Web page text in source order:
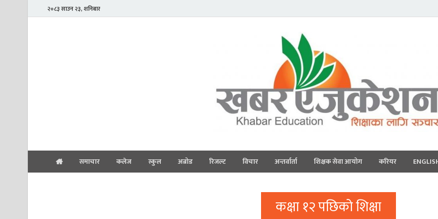
२०८३ साउन २३, शनिबार
समाचार कलेज स्कुल अब्रोड रिजल्ट विचार अन्तर्वार्ता शिक्षक सेवा आयोग करियर
कक्षा १२ पछिको शिक्षा